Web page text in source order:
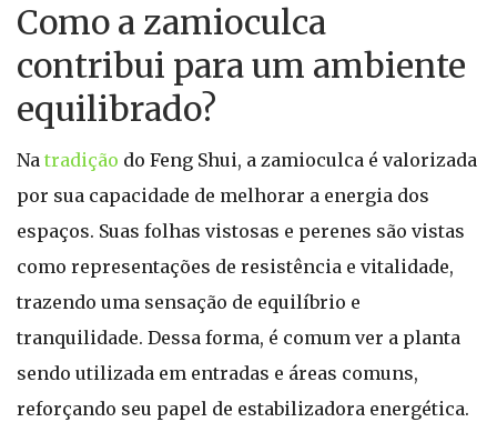
Como a zamioculca
contribui para um ambiente
equilibrado?
Na tradição do Feng Shui, a zamioculca é valorizada
por sua capacidade de melhorar a energia dos
espaços. Suas folhas vistosas e perenes são vistas
como representações de resistência e vitalidade,
trazendo uma sensação de equilíbrio e
tranquilidade. Dessa forma, é comum ver a planta
sendo utilizada em entradas e áreas comuns,
reforçando seu papel de estabilizadora energética.